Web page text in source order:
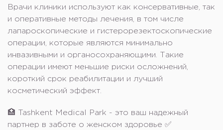
Врачи клиники используют как консервативные, так
и оперативные методы лечения, в том числе
лапароскопические и гистерорезектоскопические
операции, которые являются минимально
инвазивными и органосохраняющими. Такие
операции имеют меньшие риски осложнений,
короткий срок реабилитации и лучший
косметический эффект.
🏥 Tashkent Medical Park - это ваш надежный
партнер в заботе о женском здоровье ✅